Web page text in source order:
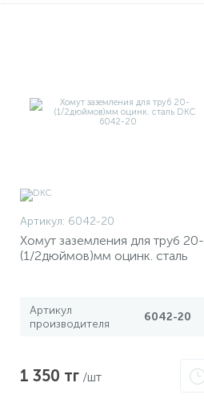
Артикул: 6042-20
Хомут заземления для труб 20-
(1/2дюймов)мм оцинк. сталь
Артикул
производителя
6042-20
1 350 тг /шт